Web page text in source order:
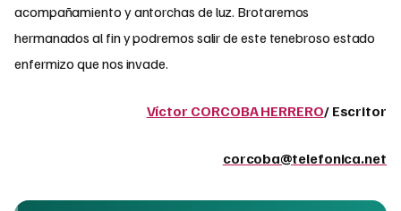
acompañamiento y antorchas de luz. Brotaremos
hermanados al fin y podremos salir de este tenebroso estado
enfermizo que nos invade.
Víctor CORCOBA HERRERO/ Escritor
corcoba@telefonica.net